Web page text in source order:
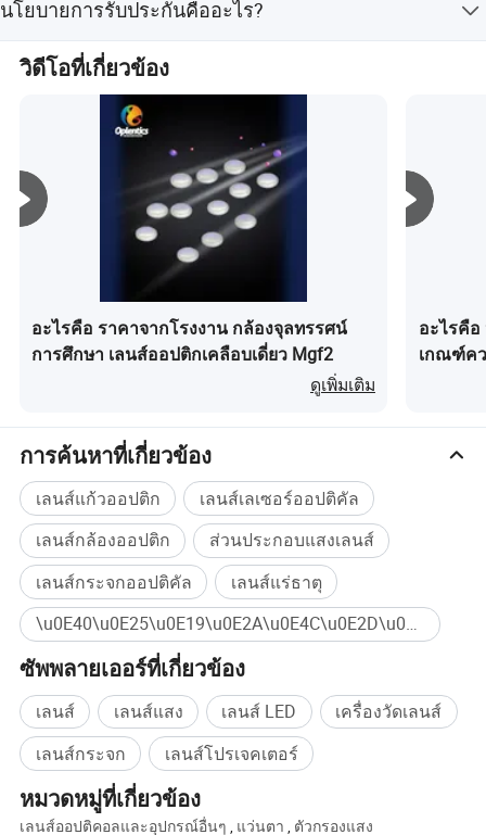
เทียนจินเทียนจินเทียนจินออปโตอิเล็กทรอนิกส์
เทคโนโลยีจำกัด ก่อตั้งขึ้นในปี 1995 โดยมุ่งเน้นการ
ผลิตการวิจัยและการจำหน่ายอุปกรณ์ออปติกที่มีความ
แม่นยำ เรามีวิศวกรมืออาชีพที่เชี่ยวชาญในการวิจัย
และพัฒนาและออกแบบเลนส์ทุกชนิด
การประกอบเลนส์และการดีบัก
สากลมาตรฐานการทหารสหรัฐอเมริกาและมาตรฐาน ISO ได้
เพื่อให้แน่ใจว่าผลิตภัณฑ์จะปฏิบัติตามแบบสั่งงานอย่างครบ
ถ้วนก่อนที่จะส่งมอบและสร้างความพึงพอใจสูงสุดให้กับ
นโยบายการรับประกันคืออะไร?
เรามีการรับประกัน 1 ปี หากมีปัญหาด้านคุณภาพ เราจะเสนอ
แนวทางแก้ไข ซ่อมแซม หรือเปลี่ยนสินค้าใหม่ โดยมีค่าใช้
จ่ายที่เราเป็นผู้รับผิดชอบ
วิดีโอที่เกี่ยวข้อง
อะไรคือ ราคาจากโรงงาน กล้องจุลทรรศน์
การศึกษา เลนส์ออปติกเคลือบเดี่ยว Mgf2
ดูเพิ่มเติม
อะไรคือ
เกณฑ์คว
การค้นหาที่เกี่ยวข้อง
เลนส์แก้วออปติก
เลนส์เลเซอร์ออปติคัล
เลนส์กล้องออปติก
ส่วนประกอบแสงเลนส์
เลนส์กระจกออปติคัล
เลนส์แร่ธาตุ
\u0E40\u0E25\u0E19\u0E2A\u0E4C\u0E2D\u0E2D\u0E1B\u0E15\u0E34\u0E04\u0E31\u0E25 ซื้อจำนวนมาก
ซัพพลายเออร์ที่เกี่ยวข้อง
เลนส์ เลนส์แสง เลนส์ LED
เครื่องวัดเลนส์
เลนส์กระจก
เลนส์โปรเจคเตอร์
หมวดหมู่ที่เกี่ยวข้อง
เลนส์ออปติคอลและอุปกรณ์อื่นๆ , แว่นตา , ตัวกรองแสง